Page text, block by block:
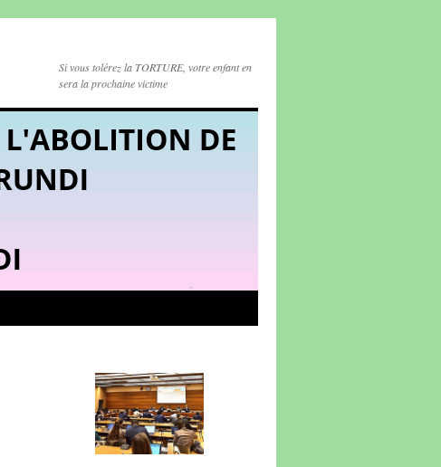
Si vous tolérez la TORTURE, votre enfant en
sera la prochaine victime